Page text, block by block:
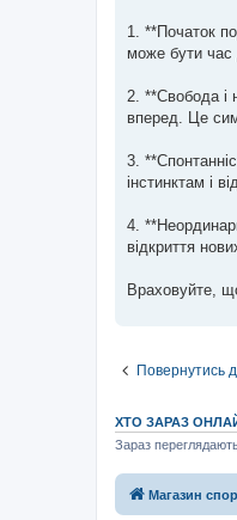
л
е
я
1. **Початок
може бути час
2. **Свобода і
вперед. Це
3.
інстинктам і
4.
відкриття
Враховуйте,
Повернутись
ХТО ЗАРАЗ
Зараз
Магазин